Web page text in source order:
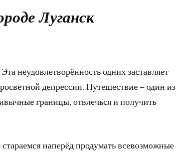
Луганск
неудовлетворённость одних заставляет
депрессии. Путешествие – один из
границы, отвлечься и получить
наперёд продумать всевозможные